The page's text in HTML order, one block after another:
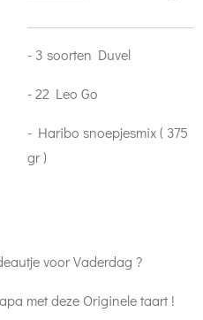
- 3 soorten Duvel
- 22 Leo Go
- Haribo snoepjesmix ( 375
gr )
voor Vaderdag ?
met deze Originele taart !